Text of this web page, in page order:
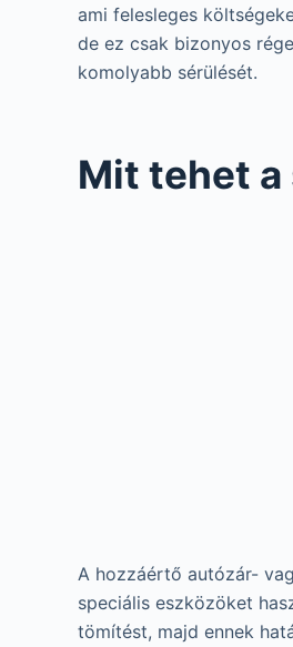
ami felesleges
de ez csak bizonyos
komolyabb sérülését.
Mit tehet a
A hozzáértő autózár-
speciális eszközöket
tömítést, majd ennek